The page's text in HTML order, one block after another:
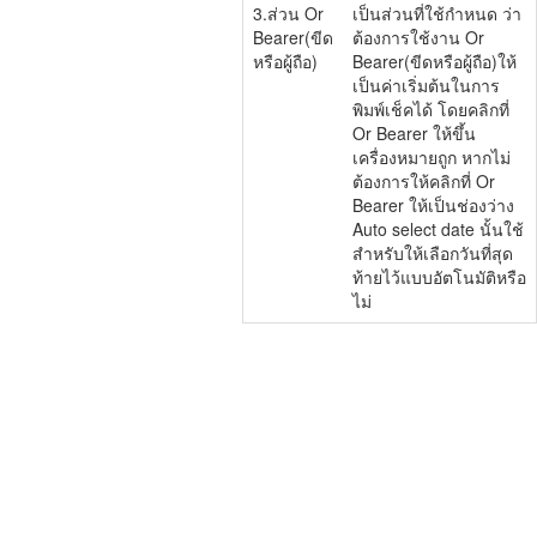
3.ส่วน Or
Bearer(ขีด
หรือผู้ถือ)
เป็นส่วนที่ใช้กำหนด ว่า
ต้องการใช้งาน Or
Bearer(ขีดหรือผู้ถือ)ให้
เป็นค่าเริ่มต้นในการ
พิมพ์เช็คได้ โดยคลิกที่
Or Bearer ให้ขึ้น
เครื่องหมายถูก หากไม่
ต้องการให้คลิกที่ Or
Bearer ให้เป็นช่องว่าง
Auto select date นั้นใช้
สำหรับให้เลือกวันที่สุด
ท้ายไว้แบบอัตโนมัติหรือ
ไม่